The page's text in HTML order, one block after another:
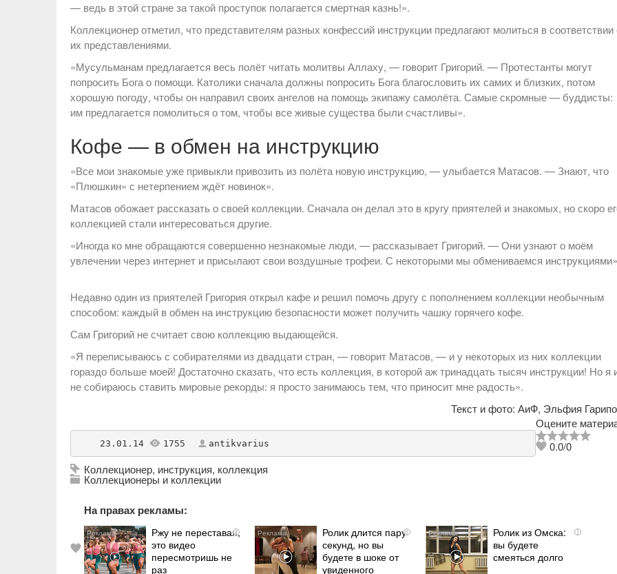
— ведь в этой стране за такой проступок полагается смертная казнь!».
Коллекционер отметил, что представителям разных конфессий инструкции предлагают молиться в соответствии
их представлениями.
«Мусульманам предлагается весь полёт читать молитвы Аллаху, — говорит Григорий. — Протестанты могут
попросить Бога о помощи. Католики сначала должны попросить Бога благословить их самих и близких, потом
хорошую погоду, чтобы он направил своих ангелов на помощь экипажу самолёта. Самые скромные — буддисты:
им предлагается помолиться о том, чтобы все живые существа были счастливы».
Кофе — в обмен на инструкцию
«Все мои знакомые уже привыкли привозить из полёта новую инструкцию, — улыбается Матасов. — Знают, что
«Плюшкин» с нетерпением ждёт новинок».
Матасов обожает рассказать о своей коллекции. Сначала он делал это в кругу приятелей и знакомых, но скоро
коллекцией стали интересоваться другие.
«Иногда ко мне обращаются совершенно незнакомые люди, — рассказывает Григорий. — Они узнают о моём
увлечении через интернет и присылают свои воздушные трофеи. С некоторыми мы обмениваемся
Недавно один из приятелей Григория открыл кафе и решил помочь другу с пополнением коллекции необычным
способом: каждый в обмен на инструкцию безопасности может получить чашку горячего кофе.
Сам Григорий не считает свою коллекцию выдающейся.
«Я переписываюсь с собирателями из двадцати стран, — говорит Матасов, — и у некоторых из них коллекции
гораздо больше моей! Достаточно сказать, что есть коллекция, в которой аж тринадцать тысяч инструкции! Но я
не собираюсь ставить мировые рекорды: я просто занимаюсь тем, что приносит мне радость».
Текст и фото: АиФ, Эльфия
Оцените
0.0/0
    23.01.14
1755 antikvarius
Коллекционер, инструкция, коллекция
Коллекционеры и коллекции
На правах рекламы:
i
Ржу не переставая,
это видео
пересмотришь не
раз
i
Ролик длится пару
секунд, но вы
будете в шоке от
увиденного
i
Ролик из Омска:
вы будете
смеяться долго